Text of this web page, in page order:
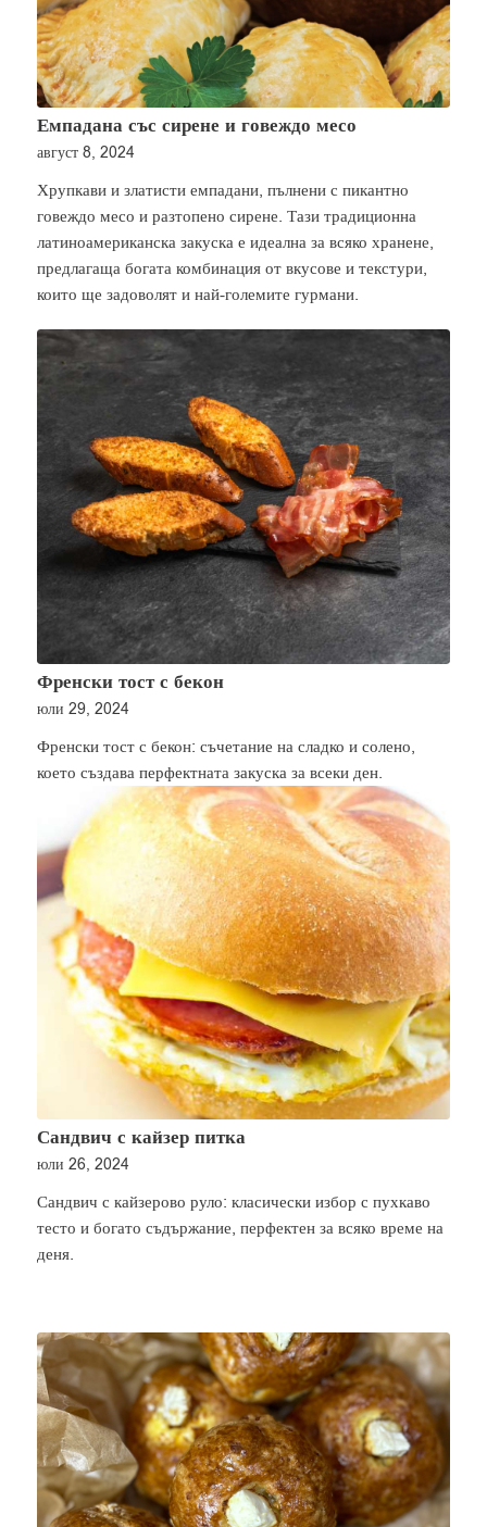
Емпадана със сирене и говеждо месо
август 8, 2024
Хрупкави и златисти емпадани, пълнени с пикантно
говеждо месо и разтопено сирене. Тази традиционна
латиноамериканска закуска е идеална за всяко хранене,
предлагаща богата комбинация от вкусове и текстури,
които ще задоволят и най-големите гурмани.
Френски тост с бекон
юли 29, 2024
Френски тост с бекон: съчетание на сладко и солено,
което създава перфектната закуска за всеки ден.
Сандвич с кайзер питка
юли 26, 2024
Сандвич с кайзерово руло: класически избор с пухкаво
тесто и богато съдържание, перфектен за всяко време на
деня.